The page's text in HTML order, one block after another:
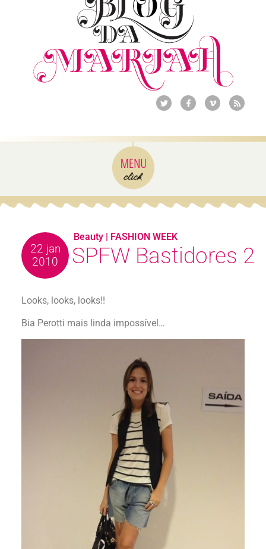
22 jan
2010
SPFW Bastidores 2
Looks, looks, looks!!
Bia Perotti mais linda impossível…
Beauty | FASHION WEEK